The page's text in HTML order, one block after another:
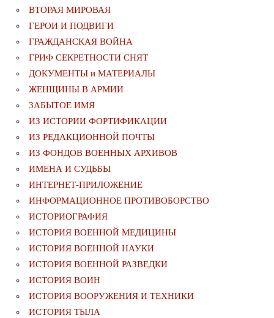
ВТОРАЯ МИРОВАЯ
ГЕРОИ И ПОДВИГИ
ГРАЖДАНСКАЯ ВОЙНА
ГРИФ СЕКРЕТНОСТИ СНЯТ
ДОКУМЕНТЫ и МАТЕРИАЛЫ
ЖЕНЩИНЫ В АРМИИ
ЗАБЫТОЕ ИМЯ
ИЗ ИСТОРИИ ФОРТИФИКАЦИИ
ИЗ РЕДАКЦИОННОЙ ПОЧТЫ
ИЗ ФОНДОВ ВОЕННЫХ АРХИВОВ
ИМЕНА И СУДЬБЫ
ИНТЕРНЕТ-ПРИЛОЖЕНИЕ
ИНФОРМАЦИОННОЕ ПРОТИВОБОРСТВО
ИСТОРИОГРАФИЯ
ИСТОРИЯ ВОЕННОЙ МЕДИЦИНЫ
ИСТОРИЯ ВОЕННОЙ НАУКИ
ИСТОРИЯ ВОЕННОЙ РАЗВЕДКИ
ИСТОРИЯ ВОИН
ИСТОРИЯ ВООРУЖЕНИЯ И ТЕХНИКИ
ИСТОРИЯ ТЫЛА